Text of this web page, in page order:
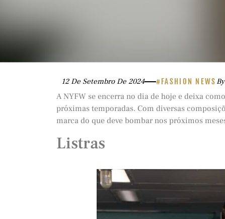
12 De Setembro De 2024 #FASHION NEWS
A NYFW se encerra no dia de hoje e deixa
próximas temporadas. Com diversas
marca do que deve bombar nos próximos
Listras